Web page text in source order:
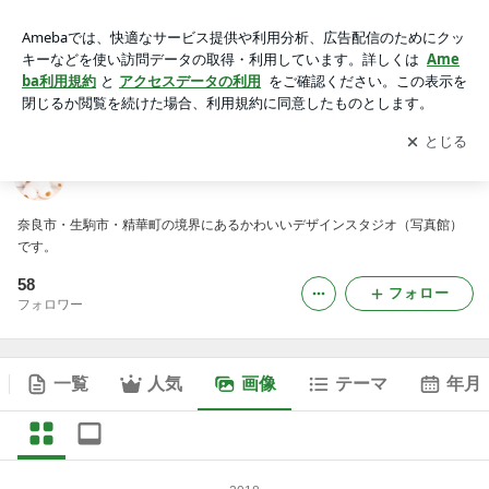
アプリをダウンロードして ブログの更新通知
を受け取りまし
ょう。
開く
奈良市・生駒市・精華町の境界にあるかわいいデザインスタジオ（写真館）
です。
58
フォロワー
フォロー
一覧 人気 画像 テーマ 年月